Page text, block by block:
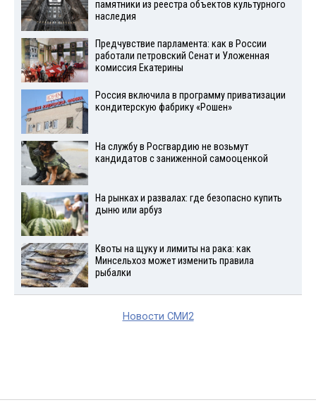
памятники из реестра объектов культурного
наследия
Предчувствие парламента: как в России
работали петровский Сенат и Уложенная
комиссия Екатерины
Россия включила в программу приватизации
кондитерскую фабрику «Рошен»
На службу в Росгвардию не возьмут
кандидатов с заниженной самооценкой
На рынках и развалах: где безопасно купить
дыню или арбуз
Квоты на щуку и лимиты на рака: как
Минсельхоз может изменить правила
рыбалки
Новости СМИ2